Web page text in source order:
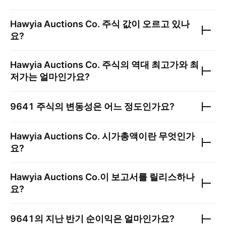
Hawyia Auctions Co. 주식 값이 오르고 있나
요?
Hawyia Auctions Co. 주식의 역대 최고가와 최
저가는 얼마인가요?
9641 주식의 변동성은 어느 정도인가요?
Hawyia Auctions Co. 시가총액이란 무엇인가
요?
Hawyia Auctions Co.이 보고서를 릴리스하나
요?
9641의 지난 반기 순이익은 얼마인가요?